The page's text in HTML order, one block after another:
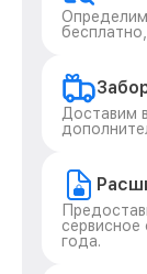
Доставим
года.